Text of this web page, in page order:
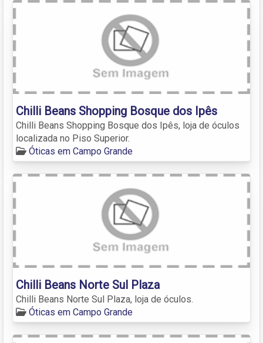
Chilli Beans Shopping Bosque dos Ipês
Chilli Beans Shopping Bosque dos Ipês, loja de óculos
localizada no Piso Superior.
Óticas em Campo Grande
Chilli Beans Norte Sul Plaza
Chilli Beans Norte Sul Plaza, loja de óculos.
Óticas em Campo Grande